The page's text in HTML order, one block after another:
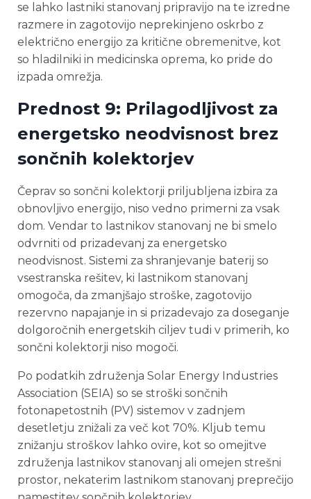
se lahko lastniki stanovanj pripravijo na te izredne
razmere in zagotovijo neprekinjeno oskrbo z
električno energijo za kritične obremenitve, kot
so hladilniki in medicinska oprema, ko pride do
izpada omrežja.
Prednost 9: Prilagodljivost za
energetsko neodvisnost brez
sončnih kolektorjev
Čeprav so sončni kolektorji priljubljena izbira za
obnovljivo energijo, niso vedno primerni za vsak
dom. Vendar to lastnikov stanovanj ne bi smelo
odvrniti od prizadevanj za energetsko
neodvisnost. Sistemi za shranjevanje baterij so
vsestranska rešitev, ki lastnikom stanovanj
omogoča, da zmanjšajo stroške, zagotovijo
rezervno napajanje in si prizadevajo za doseganje
dolgoročnih energetskih ciljev tudi v primerih, ko
sončni kolektorji niso mogoči.
Po podatkih združenja Solar Energy Industries
Association (SEIA) so se stroški sončnih
fotonapetostnih (PV) sistemov v zadnjem
desetletju znižali za več kot 70%. Kljub temu
znižanju stroškov lahko ovire, kot so omejitve
združenja lastnikov stanovanj ali omejen strešni
prostor, nekaterim lastnikom stanovanj preprečijo